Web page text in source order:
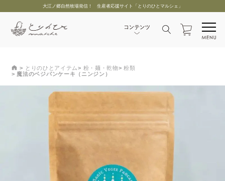
大江ノ郷自然牧場発信！ 生産者応援サイト「とりのひとマルシェ」
とりのひとアイテム 粉・麺・乾物
粉類
魔法のベジパンケーキ（ニンジン）